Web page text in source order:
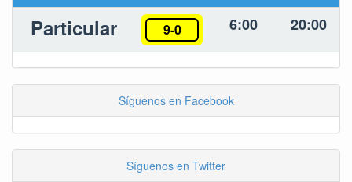
Particular 9-0 6:00 20:00
Síguenos en Facebook
Síguenos en Twitter